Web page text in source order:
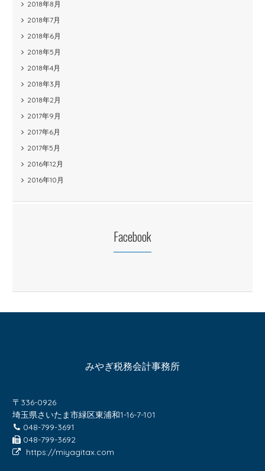
2018年8月
2018年7月
2018年6月
2018年5月
2018年4月
2018年3月
2018年2月
2017年9月
2017年6月
2017年5月
2016年12月
2016年10月
Facebook
みやぎ税務会計事務所
〒336-0926
埼玉県さいたま市緑区東浦和1-16-7-101
048-799-3691
048-799-3692
https://miyagitax.com